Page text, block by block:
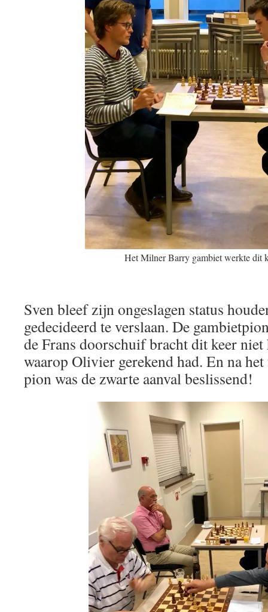
Het Milner Barry gambiet werkte dit
Sven bleef zijn ongeslagen status
gedecideerd te verslaan. De
de Frans doorschuif bracht dit keer niet
waarop Olivier gerekend had. En na
pion was de zwarte aanval beslissend!